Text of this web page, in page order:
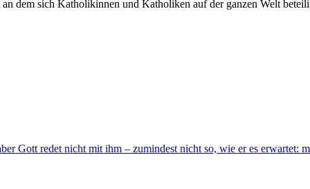
dem sich Katholikinnen und Katholiken auf der ganzen Welt
Gott redet nicht mit ihm – zumindest nicht so, wie er es